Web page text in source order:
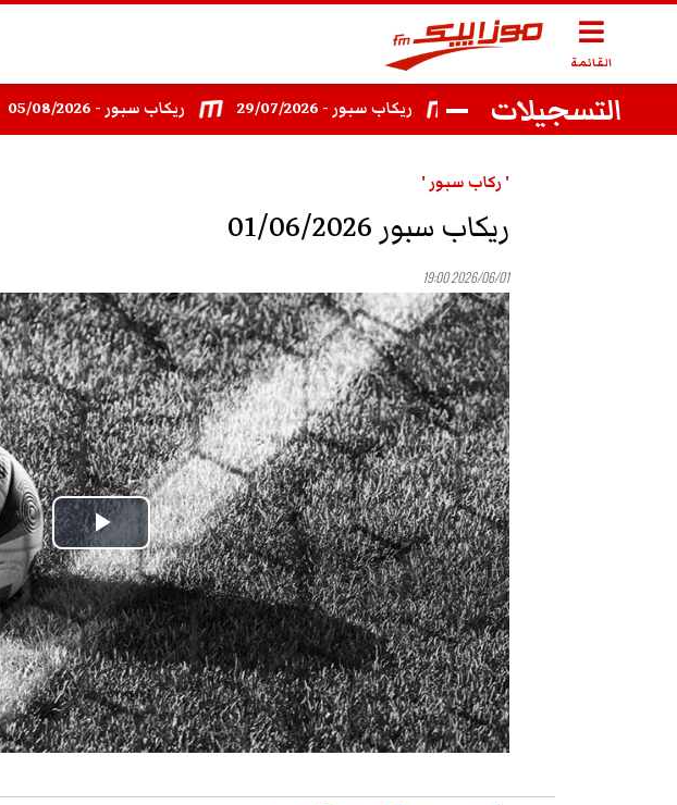
القائمة
التسجيلات ريكاب سبور - 05/08/2026 ريكاب سبور - 29/07/2026 ريكاب سبور 27/07/2026
' ركاب سبور '
ريكاب سبور 01/06/2026
2026/06/01 19:00
Play
Video